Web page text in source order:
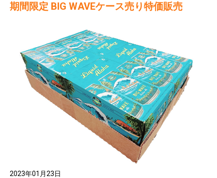
期間限定 BIG WAVEケース売り特価販売
2023年01月23日